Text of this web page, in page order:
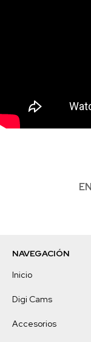
NAVEGACIÓN
Inicio
Digi Cams
Accesorios